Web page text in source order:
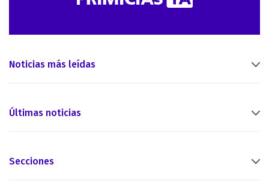
Noticias más leídas
Últimas noticias
Secciones